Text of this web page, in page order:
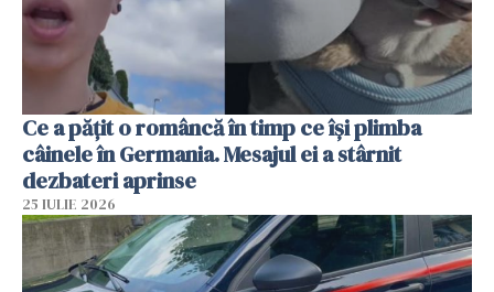
Ce a pățit o româncă în timp ce își plimba
câinele în Germania. Mesajul ei a stârnit
dezbateri aprinse
25 IULIE 2026